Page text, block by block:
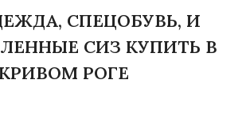
СПЕЦОБУВЬ, И
СИЗ КУПИТЬ В
КРИВОМ РОГЕ